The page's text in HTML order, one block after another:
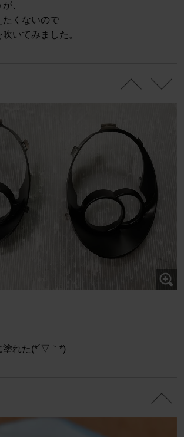
、
たくないので
いてみました。
塗れた(*´▽｀*)